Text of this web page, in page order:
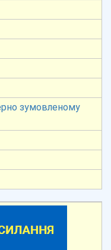
зумовленому